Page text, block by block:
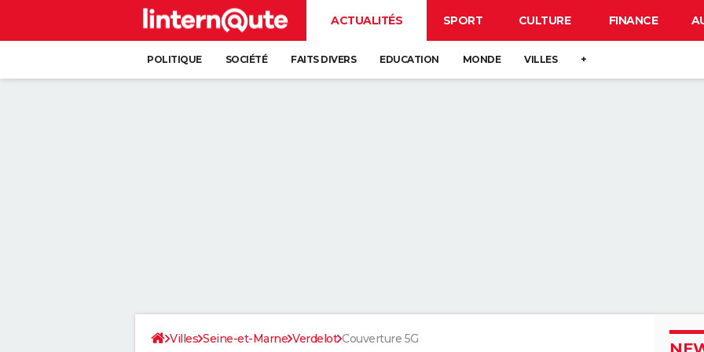
ACTUALITÉS SPORT CULTURE FINANCE
POLITIQUE SOCIÉTÉ FAITS DIVERS EDUCATION MONDE VILLES +
Villes Seine-et-Marne Verdelot Couverture 5G